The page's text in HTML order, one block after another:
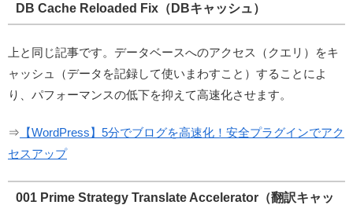
DB Cache Reloaded Fix（DBキャッシュ）
上と同じ記事です。データベースへのアクセス（クエリ）をキ
ャッシュ（データを記録して使いまわすこと）することによ
り、パフォーマンスの低下を抑えて高速化させます。
⇒ 【WordPress】5分でブログを高速化！安全プラグインでアク
セスアップ
001 Prime Strategy Translate Accelerator（翻訳キャッ